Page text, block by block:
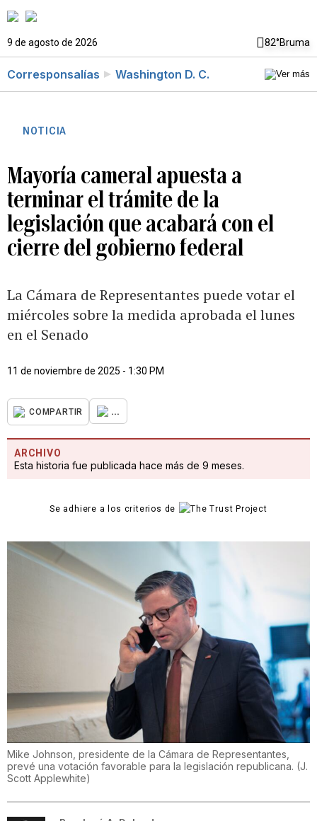
9 de agosto de 2026 82°Bruma
Corresponsalías Washington D. C.
NOTICIA
Mayoría cameral apuesta a
terminar el trámite de la
legislación que acabará con el
cierre del gobierno federal
La Cámara de Representantes puede votar el
miércoles sobre la medida aprobada el lunes
en el Senado
11 de noviembre de 2025 - 1:30 PM
COMPARTIR ...
ARCHIVO
Esta historia fue publicada hace más de 9 meses.
Se adhiere a los criterios de
Mike Johnson, presidente de la Cámara de Representantes,
prevé una votación favorable para la legislación republicana. (J.
Scott Applewhite)